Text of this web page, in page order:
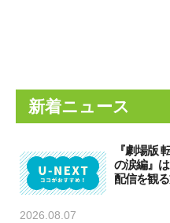
新着ニュース
『劇場版
の涙編』
配信を観
2026.08.07